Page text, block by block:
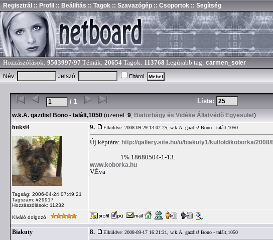
Regisztrál :: Profil :: Beállítás :: Tagok :: Szavazógép :: Csoportok :: Segítség
Hozzászólások: 9503997/97 Témák: 20654 Tagok: 113768 Legújabb tag: carmen_soler
Név: Jelszó: Eltárol
/ 1 Lista:
w.k.A. gazdis! Bono - talált,1050 (üzenet: 9, Biatorbágy és Vidéke Állatvédő Egyesület)
buksi4
Tagság: 2006-04-24 07:49:21
Tagszám: #29917
Hozzászólások: 11232
9. Elküldve: 2008-09-29 13:02:25, w.k.A. gazdis! Bono - talált,1050
Új képtára: http://gallery.site.hu/u/biakuty1/kulfold/koborka/2008/
1% 18680504-1-13.
www.koborka.hu
V.Éva
Kiváló dolgozó
Biakuty 8. Elküldve: 2008-09-17 16:21:21, w.k.A. gazdis! Bono - talált,1050